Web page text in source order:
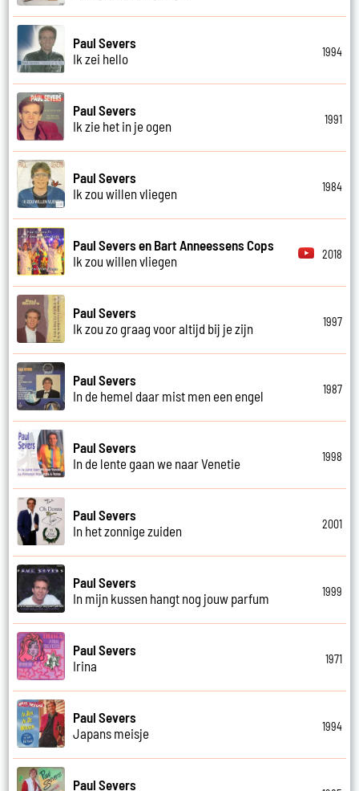
Paul Severs
Ik zei hello
1994
Paul Severs
Ik zie het in je ogen
1991
Paul Severs
Ik zou willen vliegen
1984
Paul Severs en Bart Anneessens Cops
Ik zou willen vliegen
2018
Paul Severs
Ik zou zo graag voor altijd bij je zijn
1997
Paul Severs
In de hemel daar mist men een engel
1987
Paul Severs
In de lente gaan we naar Venetie
1998
Paul Severs
In het zonnige zuiden
2001
Paul Severs
In mijn kussen hangt nog jouw parfum
1999
Paul Severs
Irina
1971
Paul Severs
Japans meisje
1994
Paul Severs